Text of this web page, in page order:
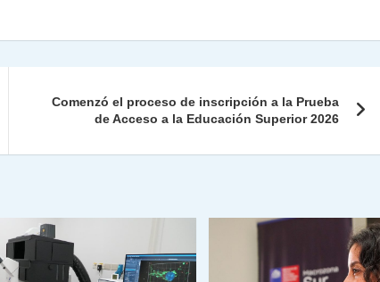
nt
dl
m
ar
Comenzó el proceso de inscripción a la Prueba
de Acceso a la Educación Superior 2026